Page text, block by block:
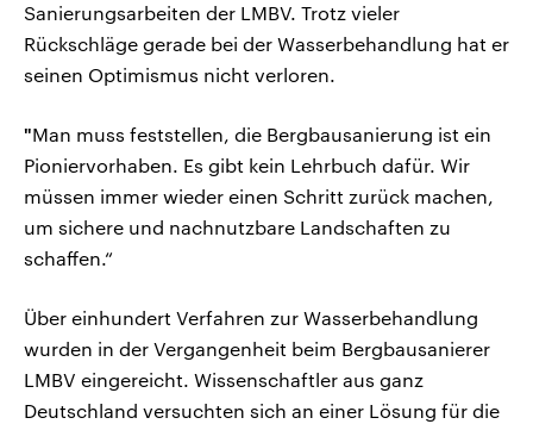
Sanierungsarbeiten der LMBV. Trotz vieler
Rückschläge gerade bei der Wasserbehandlung hat er
seinen Optimismus nicht verloren.
"Man muss feststellen, die Bergbausanierung ist ein
Pioniervorhaben. Es gibt kein Lehrbuch dafür. Wir
müssen immer wieder einen Schritt zurück machen,
um sichere und nachnutzbare Landschaften zu
schaffen.“
Über einhundert Verfahren zur Wasserbehandlung
wurden in der Vergangenheit beim Bergbausanierer
LMBV eingereicht. Wissenschaftler aus ganz
Deutschland versuchten sich an einer Lösung für die